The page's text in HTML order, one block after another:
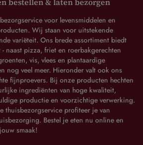
voor levensmiddelen en
Wij staan voor uitstekende
variëteit. Ons brede assortiment biedt
naast pizza, friet en roerbakgerechten
vis, vlees en plantaardige
nog veel meer. Hieronder valt ook ons
fijnproevers. Bij onze producten hechten
ingrediënten van hoge kwaliteit,
productie en voorzichtige verwerking.
thuisbezorgservice profiteer je van
Bestel je eten nu online en
smaak!